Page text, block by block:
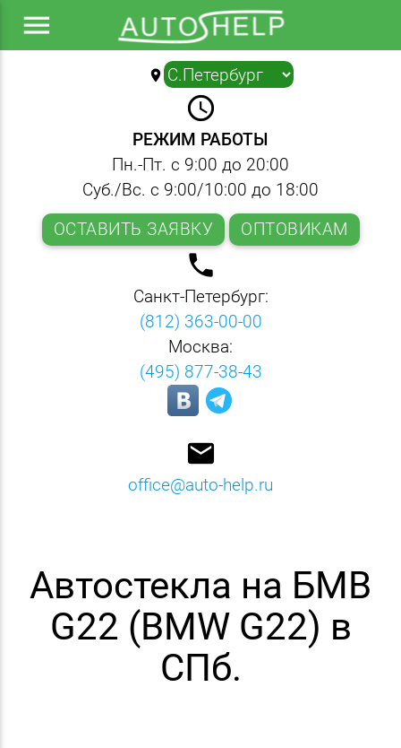
menu
location_on ▼
query_builder
РЕЖИМ РАБОТЫ
Пн.-Пт. с 9:00 до 20:00
Суб./Вс. с 9:00/10:00 до 18:00
ОСТАВИТЬ ЗАЯВКУ
ОПТОВИКАМ
local_phone
Санкт-Петербург:
(812) 363-00-00
Москва:
(495) 877-38-43
email
office@auto-help.ru
Автостекла на БМВ
G22 (BMW G22) в
СПб.